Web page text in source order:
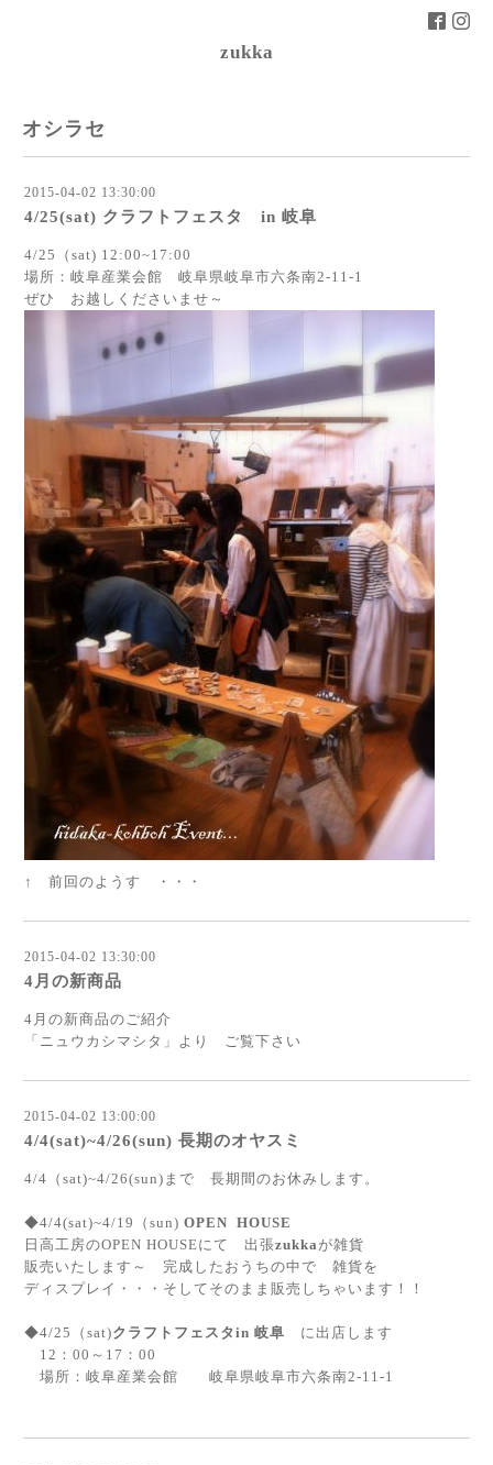
zukka
オシラセ
2015-04-02 13:30:00
4/25(sat) クラフトフェスタ in 岐阜
4/25（sat) 12:00~17:00
場所：岐阜産業会館 岐阜県岐阜市六条南2-11-1
ぜひ お越しくださいませ～
↑ 前回のようす ・・・
2015-04-02 13:30:00
4月の新商品
4月の新商品のご紹介
「ニュウカシマシタ」より ご覧下さい
2015-04-02 13:00:00
4/4(sat)~4/26(sun) 長期のオヤスミ
4/4（sat)~4/26(sun)まで 長期間のお休みします。
◆4/4(sat)~4/19（sun) OPEN HOUSE
日高工房のOPEN HOUSEにて 出張zukka が雑貨
販売いたします～ 完成したおうちの中で 雑貨を
ディスプレイ・・・そしてそのまま販売しちゃいます！！
◆4/25（sat)クラフトフェスタin 岐阜 に出店します
12：00～17：00
場所：岐阜産業会館 岐阜県岐阜市六条南2-11-1